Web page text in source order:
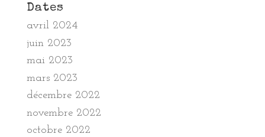
Dates
avril 2024
juin 2023
mai 2023
mars 2023
décembre 2022
novembre 2022
octobre 2022